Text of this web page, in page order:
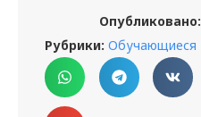
Опубликовано:
Рубрики: Обучающиеся